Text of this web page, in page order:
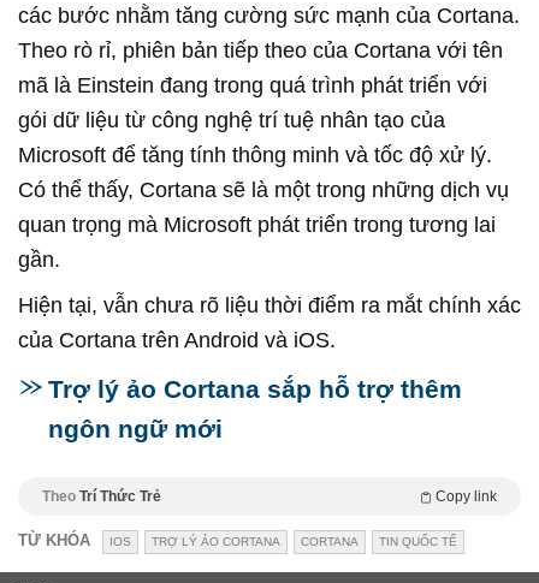
các bước nhằm tăng cường sức mạnh của Cortana.
Theo rò rỉ, phiên bản tiếp theo của Cortana với tên
mã là Einstein đang trong quá trình phát triển với
gói dữ liệu từ công nghệ trí tuệ nhân tạo của
Microsoft để tăng tính thông minh và tốc độ xử lý.
Có thể thấy, Cortana sẽ là một trong những dịch vụ
quan trọng mà Microsoft phát triển trong tương lai
gần.
Hiện tại, vẫn chưa rõ liệu thời điểm ra mắt chính xác
của Cortana trên Android và iOS.
Trợ lý ảo Cortana sắp hỗ trợ thêm
ngôn ngữ mới
Theo Trí Thức Trẻ Copy link
TỪ KHÓA IOS TRỢ LÝ ẢO CORTANA CORTANA TIN QUỐC TẾ